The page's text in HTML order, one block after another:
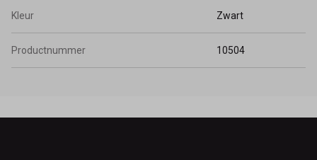
Kleur Zwart
Productnummer 10504